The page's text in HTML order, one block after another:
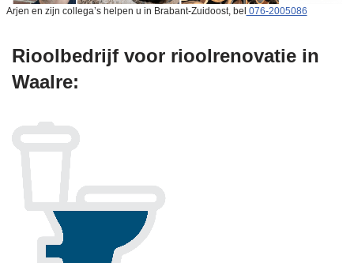
Arjen en zijn collega’s helpen u in Brabant-Zuidoost, bel 076-2005086
Rioolbedrijf voor rioolrenovatie in
Waalre: